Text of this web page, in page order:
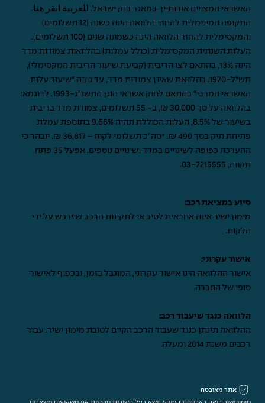
האשראי המצויים אודותייך במאגר בנק ישראל. للعربية انقر هنا.
התקופה המינימלית להחזר הלוואה הינה כשנה (12 תשלומים)
והמקסימלית להחזר הלוואה הינה כשמונה שנים (100 תשלומים).
העלות השנתית המקסימלית (כולל עמלות) בהלוואות צמודות מדד
הינה 13%, בהתאם לצו הריבית (קביעת שיעור הריבית המקסימלי),
תש"ל-1970. בהלוואת שאינן צמודות מדד, עד גובה "שיעור עלות
האשראי המרבי" בהתאם לחוק אשראי הוגן התשנ"ג-1993. לדוגמא:
בהלוואה על סך 30,000 ₪, ב- 55 תשלומים, צמודת מדד בריבית
בשיעור של 8.5%, העלות הכוללת תהיה 9.66% בתוספת עמלת
פתיחת תיק בסך 490 ₪. *סה"כ תשלומי לקוח – 36,817 ₪. יובהר כי
ההערכה כפופה לשינויים במדד ושינויים נוספים. אפעל 35 פתח
תקווה, 03-7215555
.
סיוע במציאת רכב:
מימון ישיר אינה אחראית לטיב או לתקינות הרכב שיירכש על ידי
הלקוח.
אישור עקרוני:
אישור ההלוואה הינו אישור עקרוני, המוגבל בזמן, ובכפוף לאישור
סופי של החברה.
הלוואה כנגד שיעבוד רכב:
ההלוואה תינתן כנגד שעבוד הרכב הקיים לטובת מימון ישיר. עבור
רכבים משנת 2014 ומעלה.
אתר מאובטח